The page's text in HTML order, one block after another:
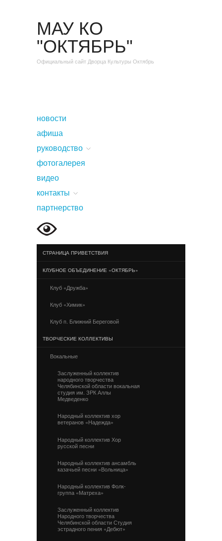
МАУ КО
"ОКТЯБРЬ"
Официальный сайт Дворца Культуры Октябрь
новости
афиша
руководство
фотогалерея
видео
контакты
партнерство
СТРАНИЦА ПРИВЕТСТВИЯ
КЛУБНОЕ ОБЪЕДИНЕНИЕ «ОКТЯБРЬ»
Клуб «Дружба»
Клуб «Химик»
Клуб п. Ближний Береговой
ТВОРЧЕСКИЕ КОЛЛЕКТИВЫ
Вокальные
Заслуженный коллектив
народного творчества
Челябинской области вокальная
студия им. ЗРК Аллы
Медведенко
Народный коллектив хор
ветеранов «Надежда»
Народный коллектив Хор
русской песни
Народный коллектив ансамбль
казачьей песни «Вольница»
Народный коллектив Фолк-
группа «Матреха»
Заслуженный коллектив
Народного творчества
Челябинской области Студия
эстрадного пения «Дебют»